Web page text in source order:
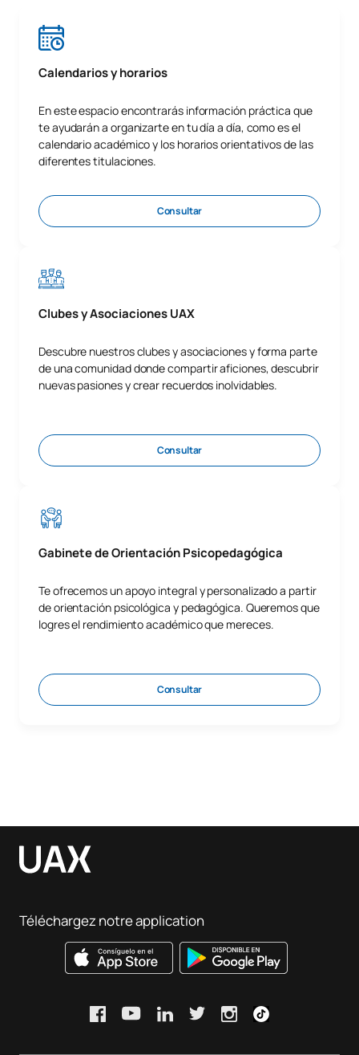
Calendarios y horarios
En este espacio encontrarás información práctica que
te ayudarán a organizarte en tu día a día, como es el
calendario académico y los horarios orientativos de las
diferentes titulaciones.
Consultar
Clubes y Asociaciones UAX
Descubre nuestros clubes y asociaciones y forma parte
de una comunidad donde compartir aficiones, descubrir
nuevas pasiones y crear recuerdos inolvidables.
Consultar
Gabinete de Orientación Psicopedagógica
Te ofrecemos un apoyo integral y personalizado a partir
de orientación psicológica y pedagógica. Queremos que
logres el rendimiento académico que mereces.
Consultar
Téléchargez notre application